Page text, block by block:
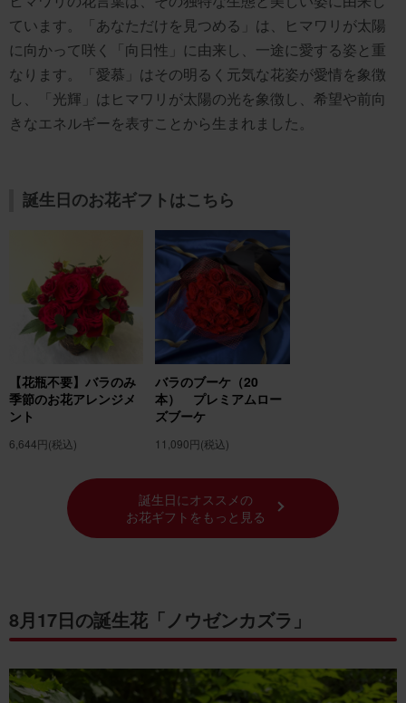
ています。「あなただけを見つめる」は、ヒマワリが太陽
に向かって咲く「向日性」に由来し、一途に愛する姿と重
なります。「愛慕」はその明るく元気な花姿が愛情を象徴
し、「光輝」はヒマワリが太陽の光を象徴し、希望や前向
きなエネルギーを表すことから生まれました。
誕生日のお花ギフトはこちら
【花瓶不要】バラのみ
季節のお花アレンジメ
ント
6,644円(税込)
バラのブーケ（20
本） プレミアムロー
ズブーケ
11,090円(税込)
誕生日にオススメの
お花ギフトをもっと見る
8月17日の誕生花「ノウゼンカズラ」